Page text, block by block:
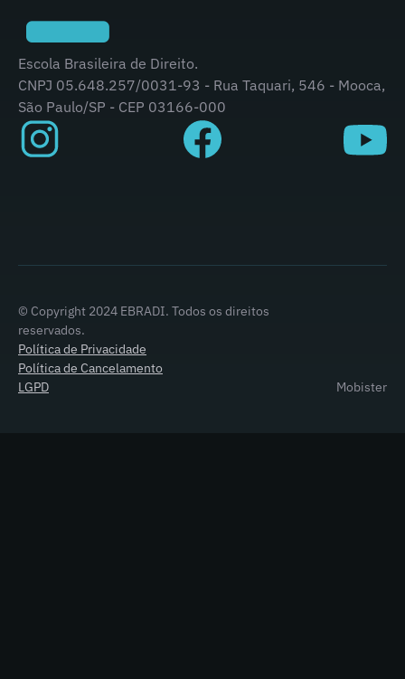
Escola Brasileira de Direito.
CNPJ 05.648.257/0031-93 - Rua Taquari, 546 - Mooca,
São Paulo/SP - CEP 03166-000
© Copyright 2024 EBRADI. Todos os direitos
reservados.
Política de Privacidade
Política de Cancelamento
LGPD
Mobister